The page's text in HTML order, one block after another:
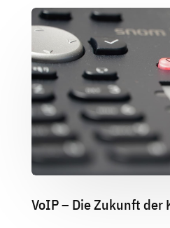
VoIP – Die Zukunft der